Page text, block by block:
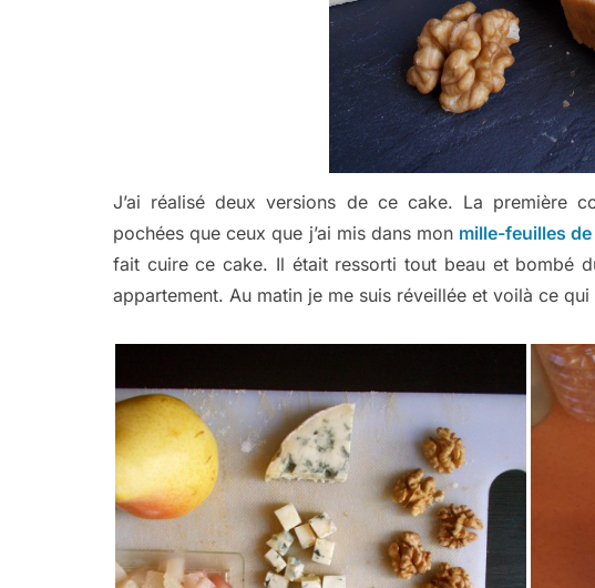
J’ai réalisé deux versions de ce cake. La première
pochées que ceux que j’ai mis dans mon mille-feuilles
fait cuire ce cake. Il était ressorti tout beau et bombé
appartement. Au matin je me suis réveillée et voilà ce qui